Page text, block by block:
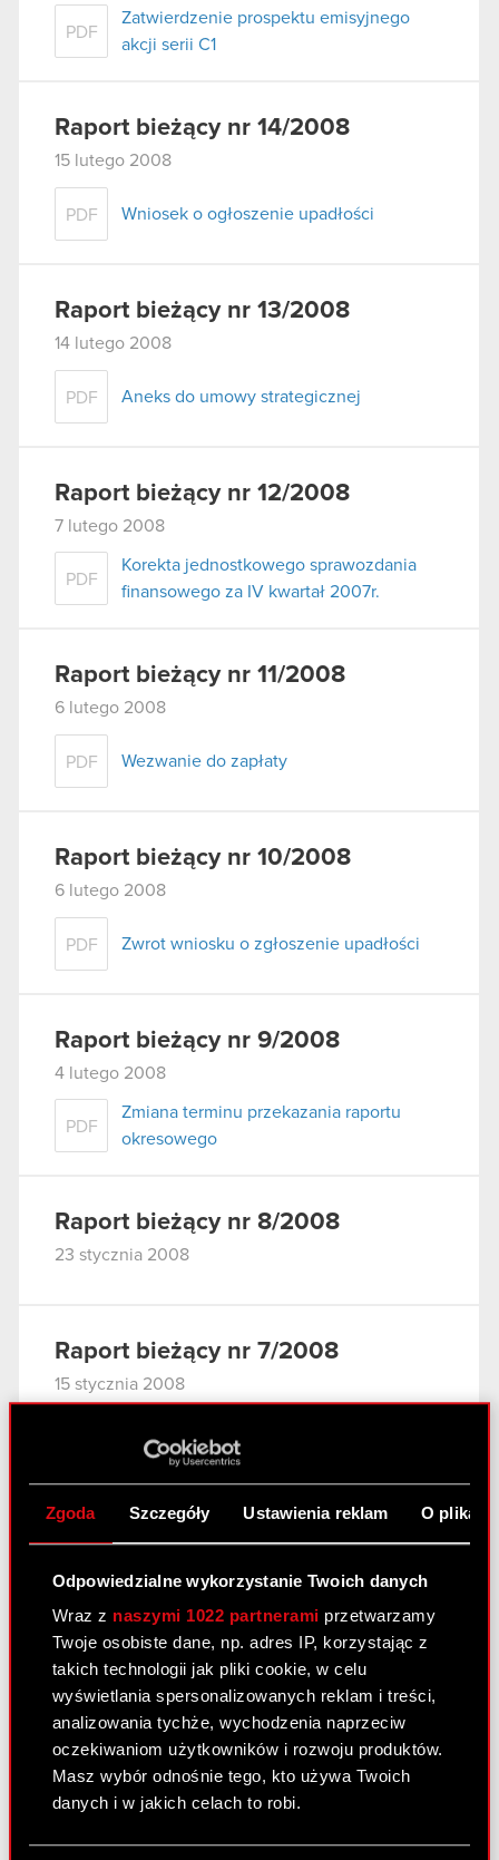
Zgoda Szczegóły Ustawienia reklam O
Odpowiedzialne wykorzystanie Twoich danych
Wraz z naszymi 1022 partnerami przetwarzamy
Twoje osobiste dane, np. adres IP, korzystając z
takich technologii jak pliki cookie, w celu
wyświetlania spersonalizowanych reklam i treści,
analizowania tychże, wychodzenia naprzeciw
oczekiwaniom użytkowników i rozwoju produktów.
Masz wybór odnośnie tego, kto używa Twoich
danych i w jakich celach to robi.
PDF
Zatwierdzenie prospektu emisyjnego
akcji serii C1
Raport bieżący nr 14/2008
15 lutego 2008
PDF Wniosek o ogłoszenie upadłości
Raport bieżący nr 13/2008
14 lutego 2008
PDF Aneks do umowy strategicznej
Raport bieżący nr 12/2008
7 lutego 2008
PDF
Korekta jednostkowego sprawozdania
finansowego za IV kwartał 2007r.
Raport bieżący nr 11/2008
6 lutego 2008
PDF Wezwanie do zapłaty
Raport bieżący nr 10/2008
6 lutego 2008
PDF Zwrot wniosku o zgłoszenie upadłości
Raport bieżący nr 9/2008
4 lutego 2008
PDF
Zmiana terminu przekazania raportu
okresowego
Raport bieżący nr 8/2008
23 stycznia 2008
Raport bieżący nr 7/2008
15 stycznia 2008
Aneks do umowy strategicznej
PDF
Zajęcie udziałów w firmie Optibox Sp. z
o.o. z siedzibą w Warszawie
Raport bieżący nr 5/2008
14 stycznia 2008
PDF Pozew o zapłatę przeciwko Zatra S.A.